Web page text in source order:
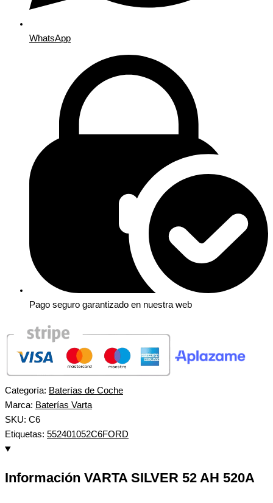
WhatsApp
Pago seguro garantizado en nuestra web
Categoría: Baterías de Coche
Marca: Baterías Varta
SKU: C6
Etiquetas: 552401052C6FORD
Información VARTA SILVER 52 AH 520A